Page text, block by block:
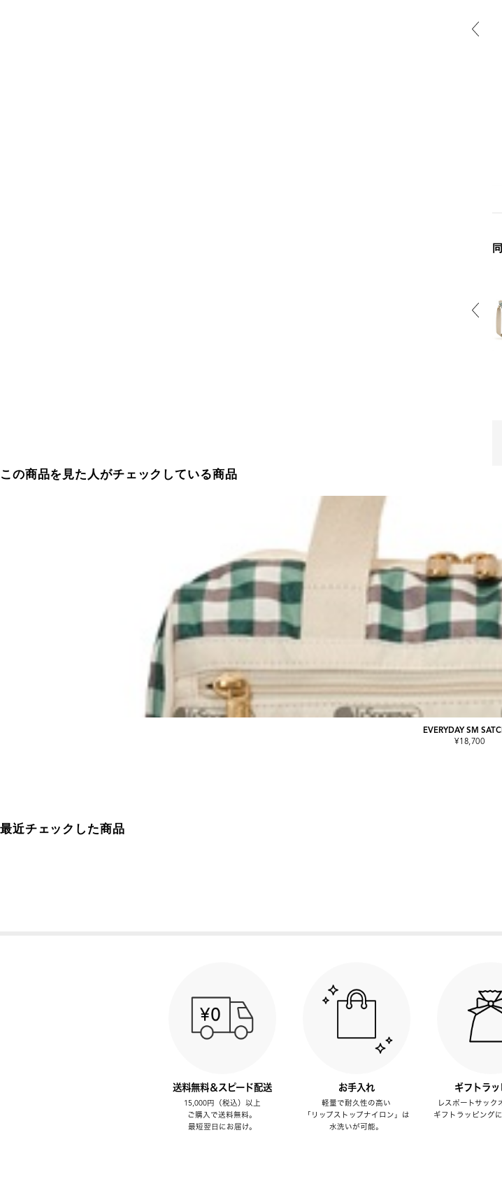
この商品を見た人がチェックしている商品
EVERYDAY SM
¥18,700
最近チェックした商品
送料無料＆スピード配送
15,000円（税込）以上
ご購入で送料無料。
最短翌日にお届け。
お手入れ
軽量で耐久性の高い
「リップストップナイロン」は
水洗いが可能。
ギフトラ
レスポートサック
ギフトラッピングに